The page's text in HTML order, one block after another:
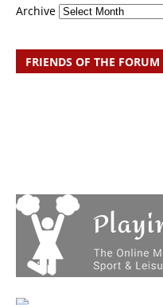
Archive
FRIENDS OF THE FORUM